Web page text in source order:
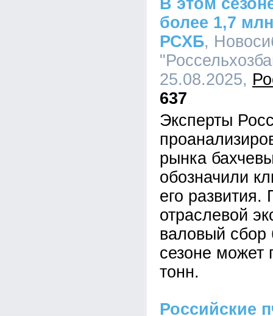
В этом
более 1,7
РСХБ,
25.08.2025,
637
Эксперты
рынка
обозначили
его
отраслевой
валовый сбор
сезоне может
тонн.
Российские